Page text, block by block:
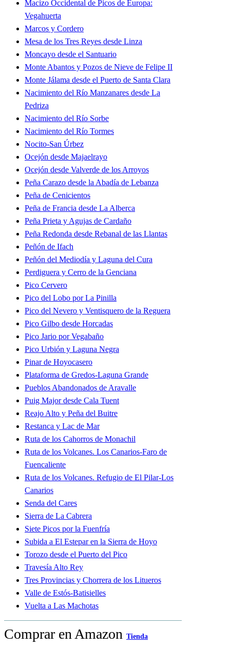
Macizo Occidental de Picos de Europa:
Vegahuerta
Marcos y Cordero
Mesa de los Tres Reyes desde Linza
Moncayo desde el Santuario
Monte Abantos y Pozos de Nieve de Felipe II
Monte Jálama desde el Puerto de Santa Clara
Nacimiento del Río Manzanares desde La
Pedriza
Nacimiento del Río Sorbe
Nacimiento del Río Tormes
Nocito-San Úrbez
Ocejón desde Majaelrayo
Ocejón desde Valverde de los Arroyos
Peña Carazo desde la Abadía de Lebanza
Peña de Cenicientos
Peña de Francia desde La Alberca
Peña Prieta y Agujas de Cardaño
Peña Redonda desde Rebanal de las Llantas
Peñón de Ifach
Peñón del Mediodía y Laguna del Cura
Perdiguera y Cerro de la Genciana
Pico Cervero
Pico del Lobo por La Pinilla
Pico del Nevero y Ventisquero de la Reguera
Pico Gilbo desde Horcadas
Pico Jario por Vegabaño
Pico Urbión y Laguna Negra
Pinar de Hoyocasero
Plataforma de Gredos-Laguna Grande
Pueblos Abandonados de Aravalle
Puig Major desde Cala Tuent
Reajo Alto y Peña del Buitre
Restanca y Lac de Mar
Ruta de los Cahorros de Monachil
Ruta de los Volcanes. Los Canarios-Faro de
Fuencaliente
Ruta de los Volcanes. Refugio de El Pilar-Los
Canarios
Senda del Cares
Sierra de La Cabrera
Siete Picos por la Fuenfría
Subida a El Estepar en la Sierra de Hoyo
Torozo desde el Puerto del Pico
Travesía Alto Rey
Tres Provincias y Chorrera de los Litueros
Valle de Estós-Batisielles
Vuelta a Las Machotas
Comprar en Amazon Tienda